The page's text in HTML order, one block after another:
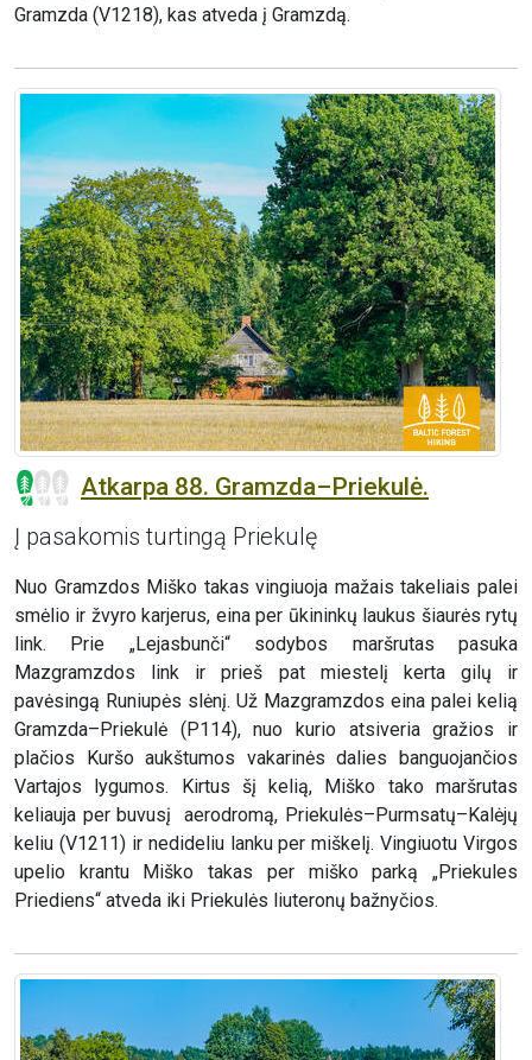
Gramzda (V1218), kas atveda į Gramzdą.
Atkarpa 88. Gramzda–Priekulė.
Į pasakomis turtingą Priekulę
Nuo Gramzdos Miško takas vingiuoja mažais takeliais palei
smėlio ir žvyro karjerus, eina per ūkininkų laukus šiaurės rytų
link. Prie „Lejasbunči“ sodybos maršrutas pasuka
Mazgramzdos link ir prieš pat miestelį kerta gilų ir
pavėsingą Runiupės slėnį. Už Mazgramzdos eina palei kelią
Gramzda–Priekulė (P114), nuo kurio atsiveria gražios ir
plačios Kuršo aukštumos vakarinės dalies banguojančios
Vartajos lygumos. Kirtus šį kelią, Miško tako maršrutas
keliauja per buvusį aerodromą, Priekulės–Purmsatų–Kalėjų
keliu (V1211) ir nedideliu lanku per miškelį. Vingiuotu Virgos
upelio krantu Miško takas per miško parką „Priekules
Priediens“ atveda iki Priekulės liuteronų bažnyčios.